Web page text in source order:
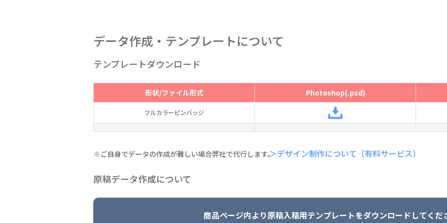
データ作成・テンプレートについて
テンプレートダウンロード
形状/ファイル形式 Photoshop(.psd)
フルカラーピンバッジ
※ご自身でデータの作成が難しい場合弊社で代行します。＞デザイン制作について（有料サービス）
原稿データ作成について
商品ページ内より原稿入稿用テンプレートをダウンロードしてくだ